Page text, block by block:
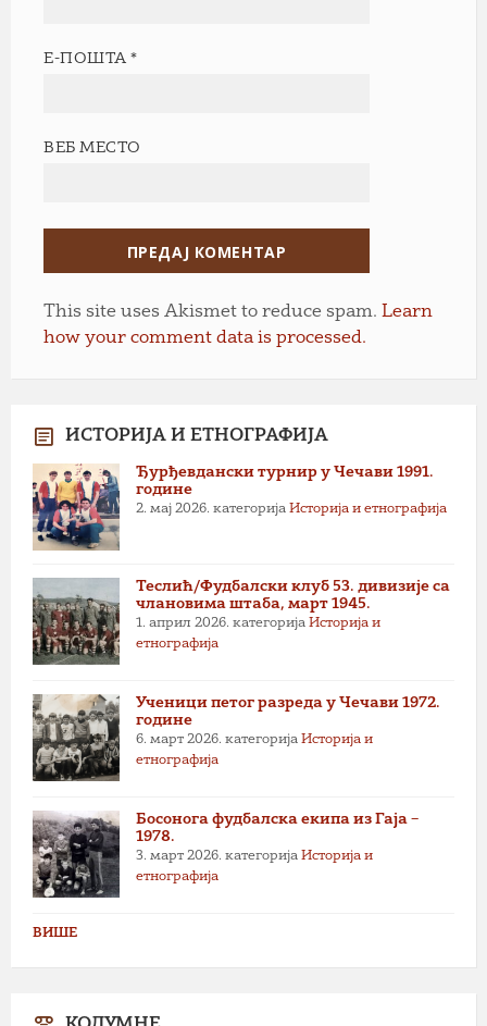
Е-ПОШТА*
ВЕБ МЕСТО
This site uses Akismet to reduce spam. Learn
how your comment data is processed.
ИСТОРИЈА И ЕТНОГРАФИЈА
Ђурђевдански турнир у Чечави 1991.
године
2. мај 2026. категорија Историја и етнографија
Теслић/Фудбалски клуб 53. дивизије са
члановима штаба, март 1945.
1. април 2026. категорија Историја и
етнографија
Ученици петог разреда у Чечави 1972.
године
6. март 2026. категорија Историја и
етнографија
Босонога фудбалска екипа из Гаја –
1978.
3. март 2026. категорија Историја и
етнографија
ВИШЕ